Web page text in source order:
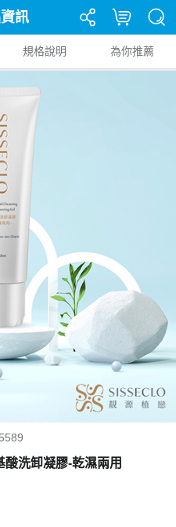
訊
規格說明 為你推薦
酸洗卸凝膠-乾濕兩用